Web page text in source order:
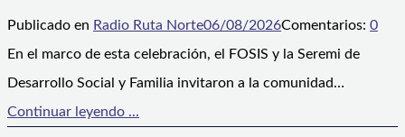
Publicado en Radio Ruta Norte06/08/2026Comentarios: 0
En el marco de esta celebración, el FOSIS y la Seremi de
Desarrollo Social y Familia invitaron a la comunidad…
Continuar leyendo ...